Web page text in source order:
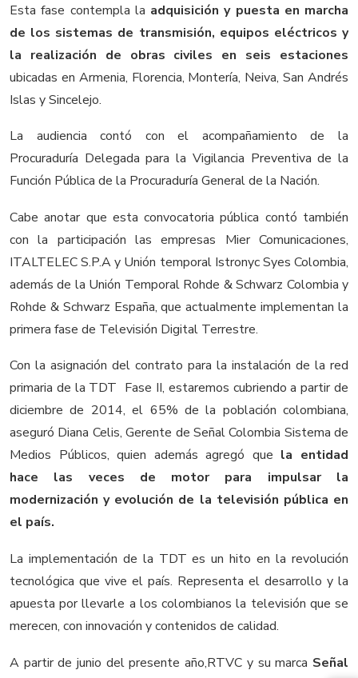
Esta fase contempla la adquisición y puesta en marcha
de los sistemas de transmisión, equipos eléctricos y
la realización de obras civiles en seis estaciones
ubicadas en Armenia, Florencia, Montería, Neiva, San Andrés
Islas y Sincelejo.
La audiencia contó con el acompañamiento de la
Procuraduría Delegada para la Vigilancia Preventiva de la
Función Pública de la Procuraduría General de la Nación.
Cabe anotar que esta convocatoria pública contó también
con la participación las empresas Mier Comunicaciones,
ITALTELEC S.P.A y Unión temporal Istronyc Syes Colombia,
además de la Unión Temporal Rohde & Schwarz Colombia y
Rohde & Schwarz España, que actualmente implementan la
primera fase de Televisión Digital Terrestre.
Con la asignación del contrato para la instalación de la red
primaria de la TDT  Fase II, estaremos cubriendo a partir de
diciembre de 2014, el 65% de la población colombiana,
aseguró Diana Celis, Gerente de Señal Colombia Sistema de
Medios Públicos, quien además agregó que la entidad
hace las veces de motor para impulsar la
modernización y evolución de la televisión pública en
el país.
La implementación de la TDT es un hito en la revolución
tecnológica que vive el país. Representa el desarrollo y la
apuesta por llevarle a los colombianos la televisión que se
merecen, con innovación y contenidos de calidad.
A partir de junio del presente año,RTVC y su marca Señal